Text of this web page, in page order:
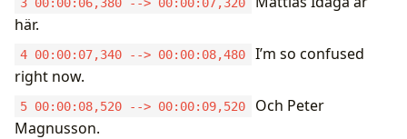
här.
4 00:00:07,340 --> 00:00:08,480
I’m so confused
right now.
5 00:00:08,520 --> 00:00:09,520
Och Peter
Magnusson.